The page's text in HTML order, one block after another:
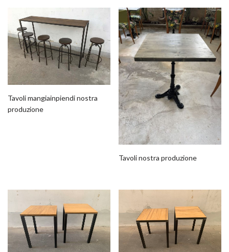
Tavoli mangiainpiendi nostra
produzione
Tavoli nostra produzione